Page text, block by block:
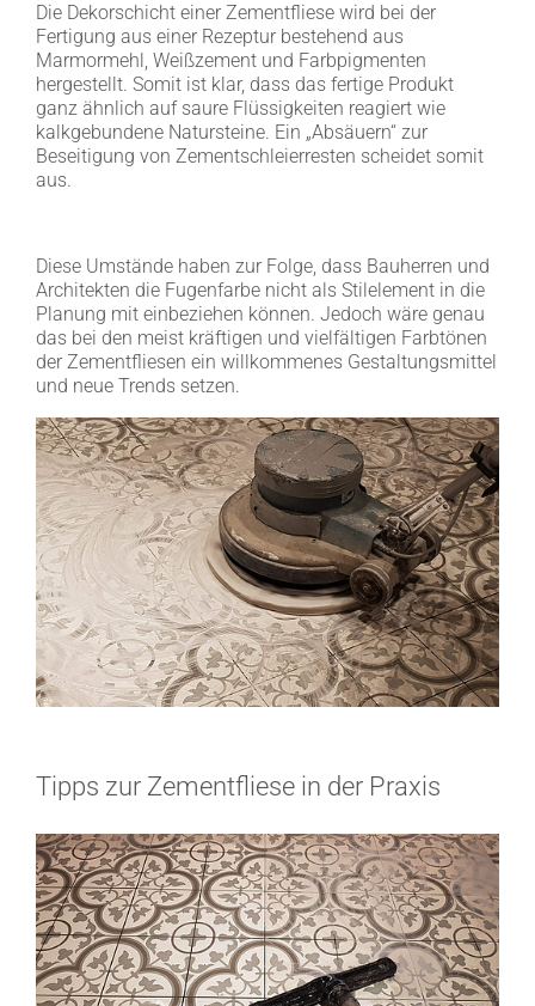
Die Dekorschicht einer Zementfliese wird bei der
Fertigung aus einer Rezeptur bestehend aus
Marmormehl, Weißzement und Farbpigmenten
hergestellt. Somit ist klar, dass das fertige Produkt
ganz ähnlich auf saure Flüssigkeiten reagiert wie
kalkgebundene Natursteine. Ein „Absäuern“ zur
Beseitigung von Zementschleierresten scheidet somit
aus.
Diese Umstände haben zur Folge, dass Bauherren und
Architekten die Fugenfarbe nicht als Stilelement in die
Planung mit einbeziehen können. Jedoch wäre genau
das bei den meist kräftigen und vielfältigen Farbtönen
der Zementfliesen ein willkommenes Gestaltungsmittel
und neue Trends setzen.
Tipps zur Zementfliese in der Praxis